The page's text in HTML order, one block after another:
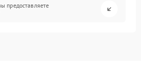
предоставляете